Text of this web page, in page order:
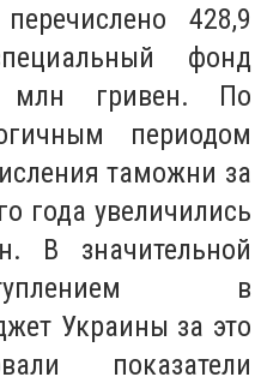
428,9
фонд
млн гривен. По
периодом
таможни за
года увеличились
В значительной
в
Украины за это
показатели